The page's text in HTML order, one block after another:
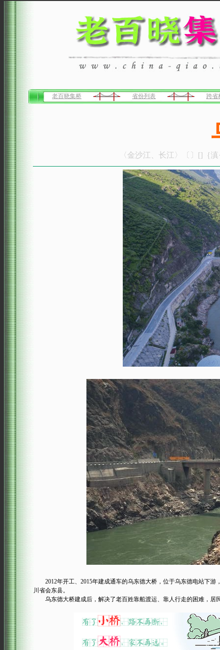
老百晓集桥 省份列表 跨省
〈金沙江、长江〉〔〕[]｛
2012年开工、2015年建成通车的乌东德大桥，位于乌东德电站下游
川省会东县。
乌东德大桥建成后，解决了老百姓靠船渡运、靠人行走的困难，居